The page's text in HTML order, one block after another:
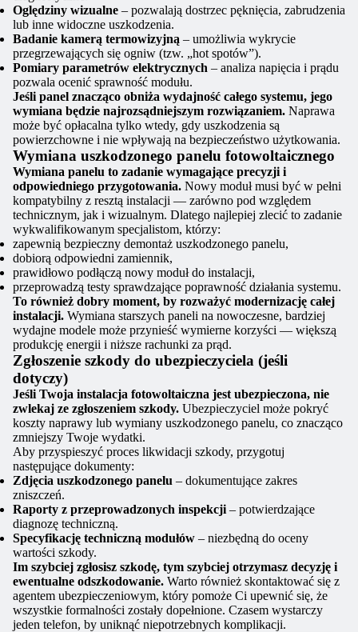
Oględziny wizualne – pozwalają dostrzec pęknięcia, zabrudzenia
lub inne widoczne uszkodzenia.
Badanie kamerą termowizyjną – umożliwia wykrycie
przegrzewających się ogniw (tzw. „hot spotów”).
Pomiary parametrów elektrycznych – analiza napięcia i prądu
pozwala ocenić sprawność modułu.
Jeśli panel znacząco obniża wydajność całego systemu, jego
wymiana będzie najrozsądniejszym rozwiązaniem. Naprawa
może być opłacalna tylko wtedy, gdy uszkodzenia są
powierzchowne i nie wpływają na bezpieczeństwo użytkowania.
Wymiana uszkodzonego panelu fotowoltaicznego
Wymiana panelu to zadanie wymagające precyzji i
odpowiedniego przygotowania. Nowy moduł musi być w pełni
kompatybilny z resztą instalacji — zarówno pod względem
technicznym, jak i wizualnym. Dlatego najlepiej zlecić to zadanie
wykwalifikowanym specjalistom, którzy:
zapewnią bezpieczny demontaż uszkodzonego panelu,
dobiorą odpowiedni zamiennik,
prawidłowo podłączą nowy moduł do instalacji,
przeprowadzą testy sprawdzające poprawność działania systemu.
To również dobry moment, by rozważyć modernizację całej
instalacji. Wymiana starszych paneli na nowoczesne, bardziej
wydajne modele może przynieść wymierne korzyści — większą
produkcję energii i niższe rachunki za prąd.
Zgłoszenie szkody do ubezpieczyciela (jeśli
dotyczy)
Jeśli Twoja instalacja fotowoltaiczna jest ubezpieczona, nie
zwlekaj ze zgłoszeniem szkody. Ubezpieczyciel może pokryć
koszty naprawy lub wymiany uszkodzonego panelu, co znacząco
zmniejszy Twoje wydatki.
Aby przyspieszyć proces likwidacji szkody, przygotuj
następujące dokumenty:
Zdjęcia uszkodzonego panelu – dokumentujące zakres
zniszczeń.
Raporty z przeprowadzonych inspekcji – potwierdzające
diagnozę techniczną.
Specyfikację techniczną modułów – niezbędną do oceny
wartości szkody.
Im szybciej zgłosisz szkodę, tym szybciej otrzymasz decyzję i
ewentualne odszkodowanie. Warto również skontaktować się z
agentem ubezpieczeniowym, który pomoże Ci upewnić się, że
wszystkie formalności zostały dopełnione. Czasem wystarczy
jeden telefon, by uniknąć niepotrzebnych komplikacji.